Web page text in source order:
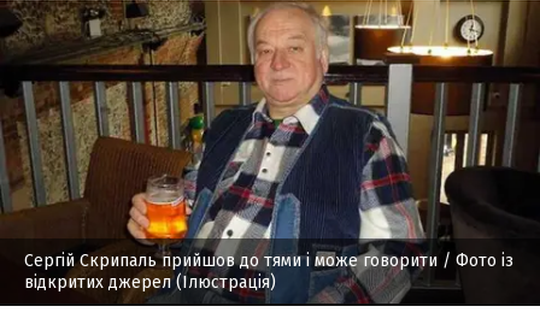
Сергій Скрипаль прийшов до тями і може говорити / Фото із
відкритих джерел (Ілюстрація)